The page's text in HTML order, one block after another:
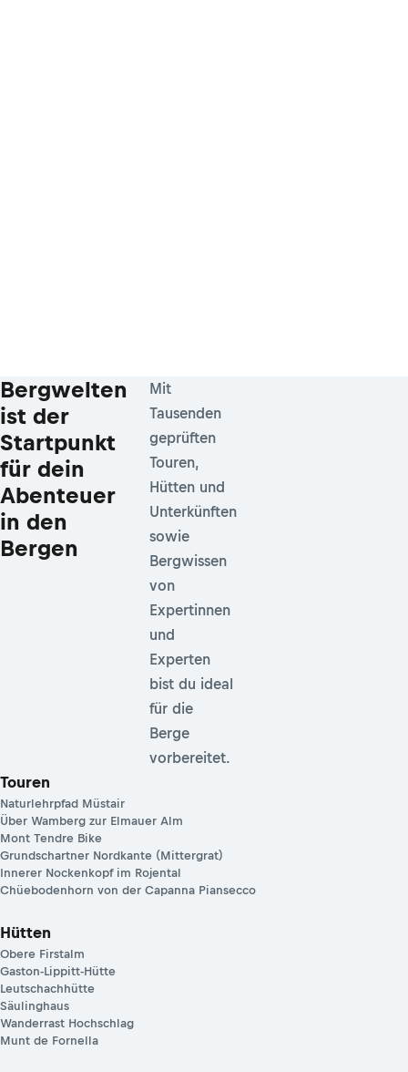
Bergwelten
ist der
Startpunkt
für dein
Abenteuer
in den
Bergen
Mit
Tausenden
geprüften
Touren,
Hütten und
Unterkünften
sowie
Bergwissen
von
Expertinnen
und
Experten
bist du ideal
für die
Berge
vorbereitet.
Touren
Naturlehrpfad Müstair
Über Wamberg zur Elmauer Alm
Mont Tendre Bike
Grundschartner Nordkante (Mittergrat)
Innerer Nockenkopf im Rojental
Chüebodenhorn von der Capanna Piansecco
Hütten
Obere Firstalm
Gaston-Lippitt-Hütte
Leutschachhütte
Säulinghaus
Wanderrast Hochschlag
Munt de Fornella